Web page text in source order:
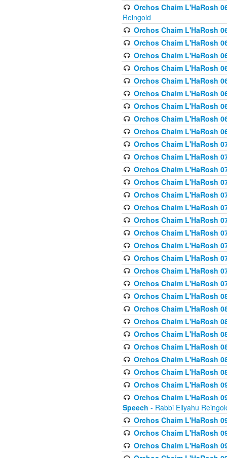
Orchos Chaim L'HaRosh
Reingold
Orchos Chaim L'HaRosh
Orchos Chaim L'HaRosh
Orchos Chaim L'HaRosh
Orchos Chaim L'HaRosh
Orchos Chaim L'HaRosh
Orchos Chaim L'HaRosh
Orchos Chaim L'HaRosh
Orchos Chaim L'HaRosh
Orchos Chaim L'HaRosh
Orchos Chaim L'HaRosh
Orchos Chaim L'HaRosh
Orchos Chaim L'HaRosh
Orchos Chaim L'HaRosh
Orchos Chaim L'HaRosh
Orchos Chaim L'HaRosh
Orchos Chaim L'HaRosh
Orchos Chaim L'HaRosh
Orchos Chaim L'HaRosh
Orchos Chaim L'HaRosh
Orchos Chaim L'HaRosh
Orchos Chaim L'HaRosh
Orchos Chaim L'HaRosh
Orchos Chaim L'HaRosh
Orchos Chaim L'HaRosh
Orchos Chaim L'HaRosh
Orchos Chaim L'HaRosh
Orchos Chaim L'HaRosh
Orchos Chaim L'HaRosh
Orchos Chaim L'HaRosh
Orchos Chaim L'HaRosh
Speech - Rabbi Eliyahu
Orchos Chaim L'HaRosh
Orchos Chaim L'HaRosh
Orchos Chaim L'HaRosh